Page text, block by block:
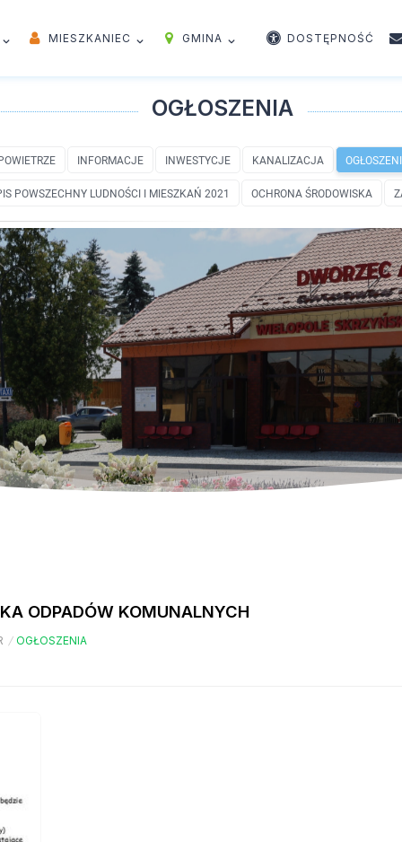
MIESZKANIEC GMINA DOSTĘPNOŚĆ
OGŁOSZENIA
INFORMACJE INWESTYCJE KANALIZACJA
POWSZECHNY LUDNOŚCI I MIESZKAŃ 2021 OCHRONA ŚRODOWISKA
ODPADÓW KOMUNALNYCH
/ OGŁOSZENIA